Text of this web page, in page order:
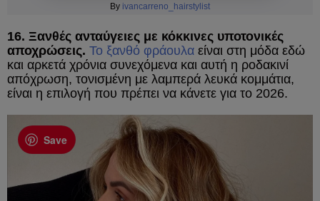
By ivancarreno_hairstylist
16. Ξανθές ανταύγειες με κόκκινες υποτονικές
αποχρώσεις. Το ξανθό φράουλα είναι στη μόδα εδώ
και αρκετά χρόνια συνεχόμενα και αυτή η ροδακινί
απόχρωση, τονισμένη με λαμπερά λευκά κομμάτια,
είναι η επιλογή που πρέπει να κάνετε για το 2026.
Save